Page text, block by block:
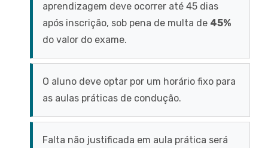
aprendizagem deve ocorrer até 45 dias
após inscrição, sob pena de multa de 45%
do valor do exame.
O aluno deve optar por um horário fixo para
as aulas práticas de condução.
Falta não justificada em aula prática será